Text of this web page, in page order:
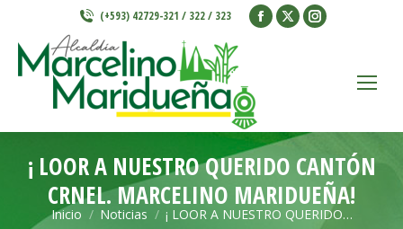
(+593) 42729-321 / 322 / 323
Facebook
window
X
window
Instagram
window
¡ LOOR A NUESTRO QUERIDO CANTÓN
CRNEL. MARCELINO MARIDUEÑA!
Estás aquí:
Inicio Noticias ¡ LOOR A NUESTRO QUERIDO…